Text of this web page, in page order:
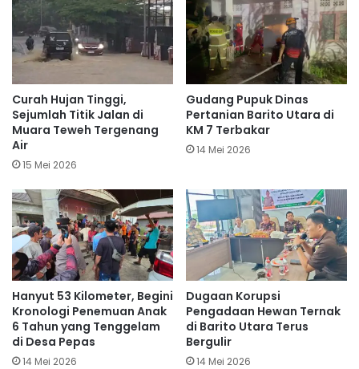
Curah Hujan Tinggi,
Sejumlah Titik Jalan di
Muara Teweh Tergenang
Air
15 Mei 2026
Gudang Pupuk Dinas
Pertanian Barito Utara di
KM 7 Terbakar
14 Mei 2026
Hanyut 53 Kilometer, Begini
Kronologi Penemuan Anak
6 Tahun yang Tenggelam
di Desa Pepas
14 Mei 2026
Dugaan Korupsi
Pengadaan Hewan Ternak
di Barito Utara Terus
Bergulir
14 Mei 2026